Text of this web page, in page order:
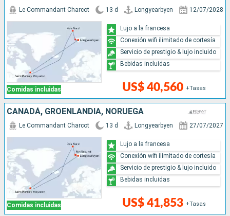
Comidas incluidas
Le Commandant Charcot 13 d Longyearbyen 12/07/2028
US$ 40,560 +Tasas
Lujo a la francesa
Conexión wifi ilimitado de cortesía
Servicio de prestigio & lujo incluido
Bebidas incluidas
CANADÁ, GROENLANDIA, NORUEGA
Comidas incluidas
Le Commandant Charcot 13 d Longyearbyen 27/07/2027
US$ 41,853 +Tasas
Lujo a la francesa
Conexión wifi ilimitado de cortesía
Servicio de prestigio & lujo incluido
Bebidas incluidas